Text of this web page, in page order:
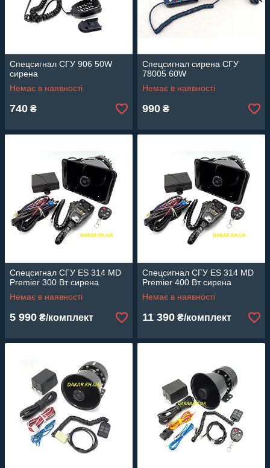
Спецсигнал СГУ 906 50W
сирена
Немає в наявності
740 ₴
Спецсигнал сирена СГУ
78005 60W
Немає в наявності
990 ₴
Спецсигнал СГУ ES 314 MD
Premier 300 Вт сирена
Немає в наявності
5 990 ₴/комплект
Спецсигнал СГУ ES 314 MD
Premier 400 Вт сирена
Немає в наявності
11 390 ₴/комплект